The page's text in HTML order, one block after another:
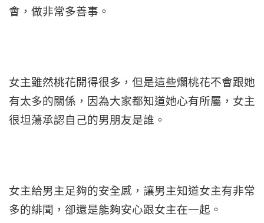
會，做非常多善事。
女主雖然桃花開得很多，但是這些爛桃花不會跟她
有太多的關係，因為大家都知道她心有所屬，女主
很坦蕩承認自己的男朋友是誰。
女主給男主足夠的安全感，讓男主知道女主有非常
多的緋聞，卻還是能夠安心跟女主在一起。